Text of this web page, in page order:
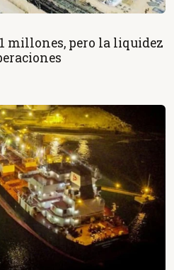
millones, pero la liquidez